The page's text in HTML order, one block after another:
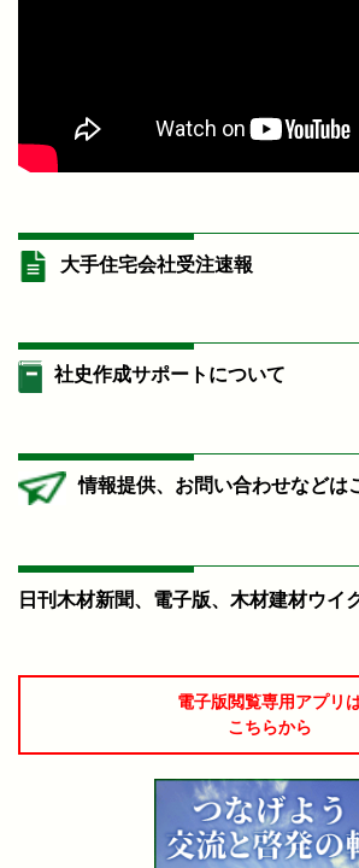
大手住宅会社受注速報
社史作成サポートについて
情報提供、お問い合わせなどは
日刊木材新聞、電子版、木材建材ウイ
電子版閲覧専用アプリ
こちらから